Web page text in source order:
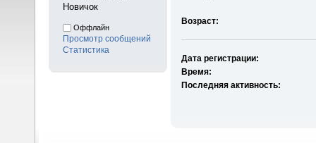
Новичок
Оффлайн
Просмотр сообщений
Статистика
Возраст:
Дата регистрации:
Время:
Последняя активность: